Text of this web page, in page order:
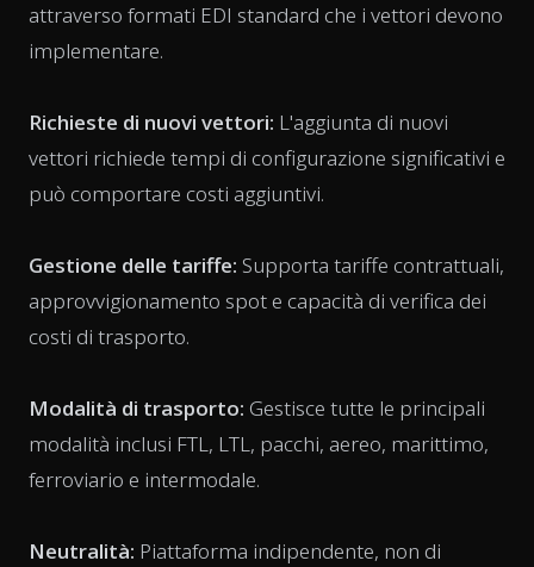
attraverso formati EDI standard che i vettori devono
implementare.
Richieste di nuovi vettori: L'aggiunta di nuovi
vettori richiede tempi di configurazione significativi e
può comportare costi aggiuntivi.
Gestione delle tariffe: Supporta tariffe contrattuali,
approvvigionamento spot e capacità di verifica dei
costi di trasporto.
Modalità di trasporto: Gestisce tutte le principali
modalità inclusi FTL, LTL, pacchi, aereo, marittimo,
ferroviario e intermodale.
Neutralità: Piattaforma indipendente, non di